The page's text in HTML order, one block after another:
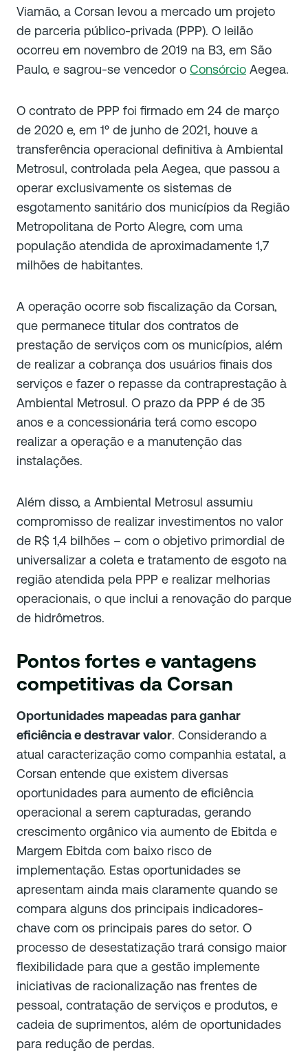
Viamão, a Corsan levou a mercado um projeto
de parceria público-privada (PPP). O leilão
ocorreu em novembro de 2019 na B3, em São
Paulo, e sagrou-se vencedor o Consórcio Aegea.
O contrato de PPP foi firmado em 24 de março
de 2020 e, em 1º de junho de 2021, houve a
transferência operacional definitiva à Ambiental
Metrosul, controlada pela Aegea, que passou a
operar exclusivamente os sistemas de
esgotamento sanitário dos municípios da Região
Metropolitana de Porto Alegre, com uma
população atendida de aproximadamente 1,7
milhões de habitantes.
A operação ocorre sob fiscalização da Corsan,
que permanece titular dos contratos de
prestação de serviços com os municípios, além
de realizar a cobrança dos usuários finais dos
serviços e fazer o repasse da contraprestação à
Ambiental Metrosul. O prazo da PPP é de 35
anos e a concessionária terá como escopo
realizar a operação e a manutenção das
instalações.
Além disso, a Ambiental Metrosul assumiu
compromisso de realizar investimentos no valor
de R$ 1,4 bilhões – com o objetivo primordial de
universalizar a coleta e tratamento de esgoto na
região atendida pela PPP e realizar melhorias
operacionais, o que inclui a renovação do parque
de hidrômetros.
Pontos fortes e vantagens
competitivas da Corsan
Oportunidades mapeadas para ganhar
eficiência e destravar valor. Considerando a
atual caracterização como companhia estatal, a
Corsan entende que existem diversas
oportunidades para aumento de eficiência
operacional a serem capturadas, gerando
crescimento orgânico via aumento de Ebitda e
Margem Ebitda com baixo risco de
implementação. Estas oportunidades se
apresentam ainda mais claramente quando se
compara alguns dos principais indicadores-
chave com os principais pares do setor. O
processo de desestatização trará consigo maior
flexibilidade para que a gestão implemente
iniciativas de racionalização nas frentes de
pessoal, contratação de serviços e produtos, e
cadeia de suprimentos, além de oportunidades
para redução de perdas.